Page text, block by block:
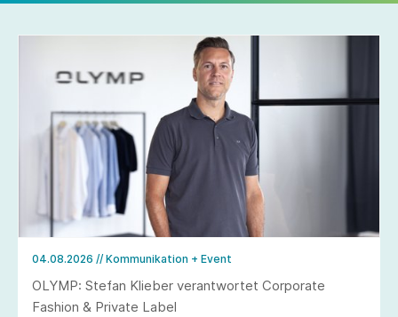
04.08.2026 // Kommunikation + Event
OLYMP: Stefan Klieber verantwortet Corporate
Fashion & Private Label